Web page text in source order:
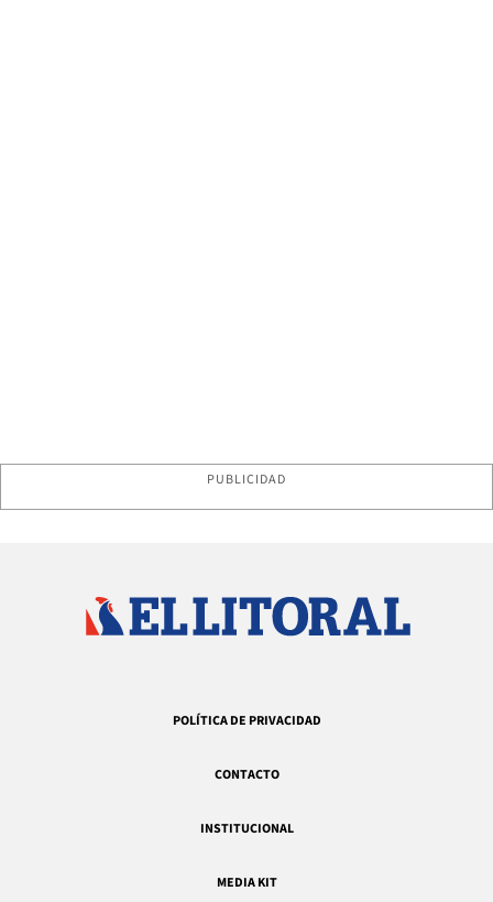
PUBLICIDAD
POLÍTICA DE PRIVACIDAD
CONTACTO
INSTITUCIONAL
MEDIA KIT